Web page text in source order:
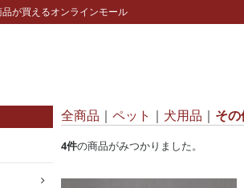
が買えるオンラインモール
全商品 ペット 犬用品 そ
4件の商品がみつかりました。